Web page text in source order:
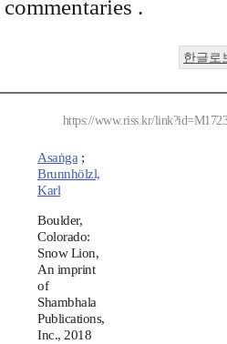
.
한글로
https://www.riss.kr/
Asaṅga;
Brunnhölzl,
Karl
Boulder,
Colorado:
Snow Lion,
An imprint
of
Shambhala
Publications,
Inc., 2018